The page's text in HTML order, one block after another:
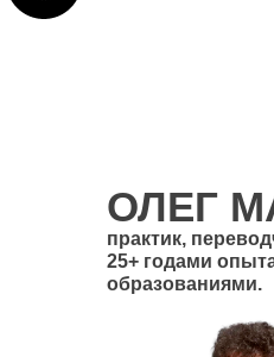
практик,
25+ годами
образованиями.
ОЛЕГ